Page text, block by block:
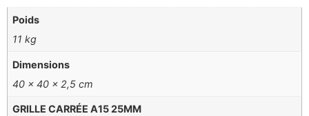
Poids
11 kg
Dimensions
40 × 40 × 2,5 cm
GRILLE CARRÉE A15 25MM